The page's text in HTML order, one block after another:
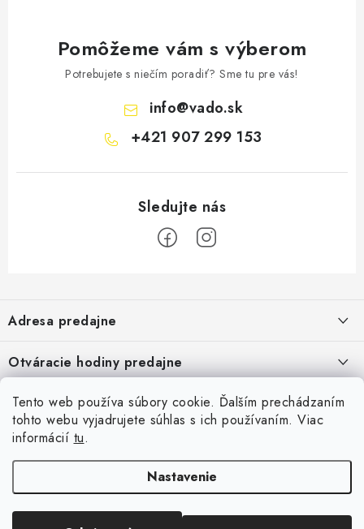
Tento web používa súbory cookie. Ďalším prechádzaním
tohto webu vyjadrujete súhlas s ich používaním. Viac
informácií tu.
Nastavenie
Pomôžeme vám s výberom
Potrebujete s niečím poradiť? Sme tu pre vás!
info@vado.sk
+421 907 299 153
p
ä
t
Adresa predajne
Pekárska 4, 941 31 Dvory nad Žitavou
Pozrite si Google mapu
Pozrieť detail mapy »
Otváracie hodiny predajne
Sobota, Nedeľa: Zatvorené
Informácie pre Vás
Napíšte nám
Obchodné podmienky
Ochrana osobných údajov
Facebook